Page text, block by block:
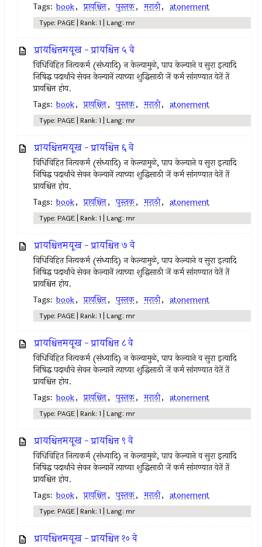
Tags: book, प्रायश्चित्त, पुस्तक, मराठी, atonement
Type: PAGE | Rank: 1 | Lang: mr
प्रायश्चित्तमयूख - प्रायश्चित्त ५ वे
विधिविहित नित्‍यकर्म (संध्यादि) न केल्‍यामुळे, पाप केल्याने व सुरा इत्‍यादि
निषिद्ध पदार्थांचे सेवन केल्‍यानें त्‍याच्या शुद्धिसाठी जें कर्म सांगण्यात येतें तें
प्रायश्चित्त होय.
Tags: book, प्रायश्चित्त, पुस्तक, मराठी, atonement
Type: PAGE | Rank: 1 | Lang: mr
प्रायश्चित्तमयूख - प्रायश्चित्त ६ वे
विधिविहित नित्‍यकर्म (संध्यादि) न केल्‍यामुळे, पाप केल्याने व सुरा इत्‍यादि
निषिद्ध पदार्थांचे सेवन केल्‍यानें त्‍याच्या शुद्धिसाठी जें कर्म सांगण्यात येतें तें
प्रायश्चित्त होय.
Tags: book, प्रायश्चित्त, पुस्तक, मराठी, atonement
Type: PAGE | Rank: 1 | Lang: mr
प्रायश्चित्तमयूख - प्रायश्चित्त ७ वे
विधिविहित नित्‍यकर्म (संध्यादि) न केल्‍यामुळे, पाप केल्याने व सुरा इत्‍यादि
निषिद्ध पदार्थांचे सेवन केल्‍यानें त्‍याच्या शुद्धिसाठी जें कर्म सांगण्यात येतें तें
प्रायश्चित्त होय.
Tags: book, प्रायश्चित्त, पुस्तक, मराठी, atonement
Type: PAGE | Rank: 1 | Lang: mr
प्रायश्चित्तमयूख - प्रायश्चित्त ८ वे
विधिविहित नित्‍यकर्म (संध्यादि) न केल्‍यामुळे, पाप केल्याने व सुरा इत्‍यादि
निषिद्ध पदार्थांचे सेवन केल्‍यानें त्‍याच्या शुद्धिसाठी जें कर्म सांगण्यात येतें तें
प्रायश्चित्त होय.
Tags: book, प्रायश्चित्त, पुस्तक, मराठी, atonement
Type: PAGE | Rank: 1 | Lang: mr
प्रायश्चित्तमयूख - प्रायश्चित्त ९ वे
विधिविहित नित्‍यकर्म (संध्यादि) न केल्‍यामुळे, पाप केल्याने व सुरा इत्‍यादि
निषिद्ध पदार्थांचे सेवन केल्‍यानें त्‍याच्या शुद्धिसाठी जें कर्म सांगण्यात येतें तें
प्रायश्चित्त होय.
Tags: book, प्रायश्चित्त, पुस्तक, मराठी, atonement
Type: PAGE | Rank: 1 | Lang: mr
प्रायश्चित्तमयूख - प्रायश्चित्त १० वे